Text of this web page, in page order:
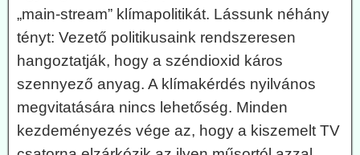
„main-stream” klímapolitikát. Lássunk néhány
tényt: Vezető politikusaink rendszeresen
hangoztatják, hogy a széndioxid káros
szennyező anyag. A klímakérdés nyilvános
megvitatására nincs lehetőség. Minden
kezdeményezés vége az, hogy a kiszemelt TV